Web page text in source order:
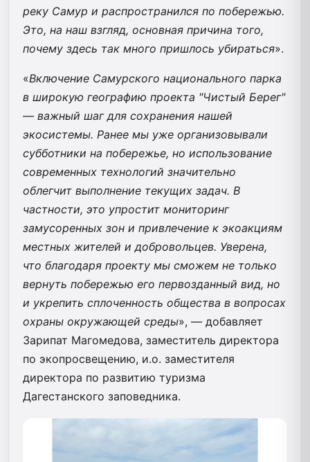
реку Самур и распространился по побережью.
Это, на наш взгляд, основная причина того,
почему здесь так много пришлось убираться».
«Включение Самурского национального парка
в широкую географию проекта "Чистый Берег"
— важный шаг для сохранения нашей
экосистемы. Ранее мы уже организовывали
субботники на побережье, но использование
современных технологий значительно
облегчит выполнение текущих задач. В
частности, это упростит мониторинг
замусоренных зон и привлечение к экоакциям
местных жителей и добровольцев. Уверена,
что благодаря проекту мы сможем не только
вернуть побережью его первозданный вид, но
и укрепить сплоченность общества в вопросах
охраны окружающей среды», — добавляет
Зарипат Магомедова, заместитель директора
по экопросвещению, и.о. заместителя
директора по развитию туризма
Дагестанского заповедника.